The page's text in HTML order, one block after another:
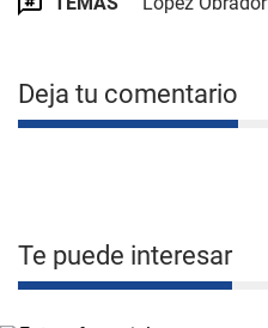
Deja tu comentario
Te puede interesar